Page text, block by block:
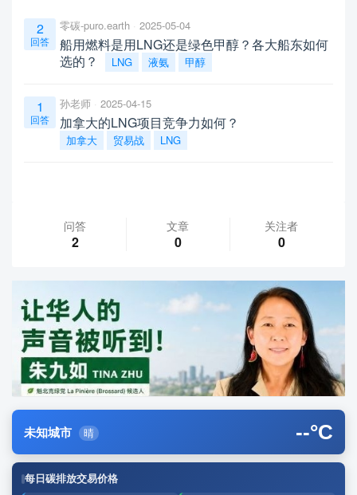
2
回答
零碳-puro.earth 2025-05-04
船用燃料是用LNG还是绿色甲醇？各大船东如何
选的？
LNG 液氨 甲醇
1
回答
孙老师 2025-04-15
加拿大的LNG项目竞争力如何？
加拿大 贸易战 LNG
问答
2
文章
0
关注者
0
未知城市 晴 --°C
每日碳排放交易价格